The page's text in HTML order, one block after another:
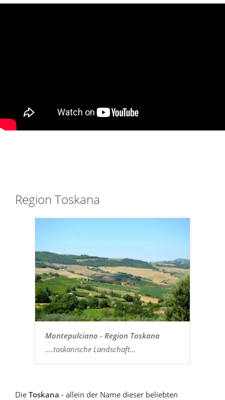
Region Toskana
Montepulciano - Region Toskana
....toskanische Landschaft...
Die Toskana - allein der Name dieser beliebten